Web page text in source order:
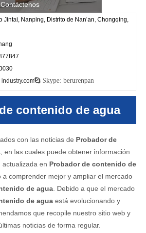
Contáctenos
Jintai, Nanping, Distrito de Nan’an, Chongqing,
 Skype: berurenpan
contenido de agua
con las noticias de Probador de
, en las cuales puede obtener información
en Probador de contenido de
a comprender mejor y ampliar el mercado
de agua . Debido a que el mercado
de agua está evolucionando y
que recopile nuestro sitio web y
noticias de forma regular.